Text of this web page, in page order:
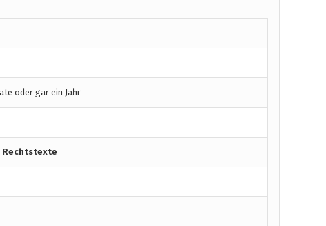
oder gar ein Jahr
Rechtstexte